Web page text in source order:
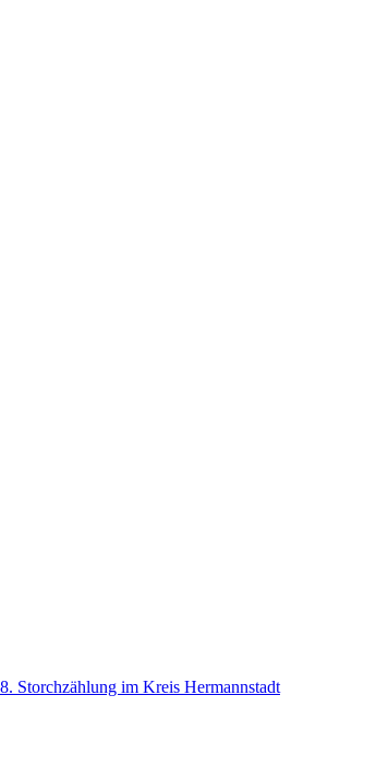
Storchzählung im Kreis Hermannstadt